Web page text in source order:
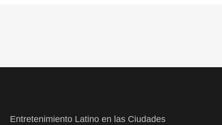
Entretenimiento Latino en las Ciudades